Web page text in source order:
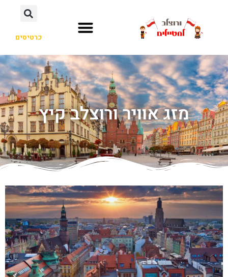
כרטיסים
מזג אוויר ורוצלב קיץ